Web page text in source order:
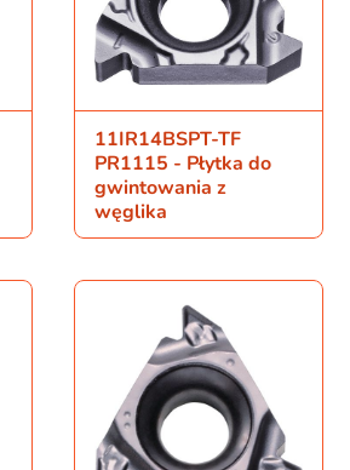
11IR14BSPT-TF
PR1115 - Płytka do
gwintowania z
węglika